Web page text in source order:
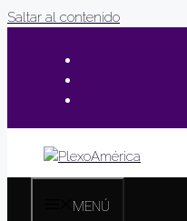
Saltar al contenido
MENÚ